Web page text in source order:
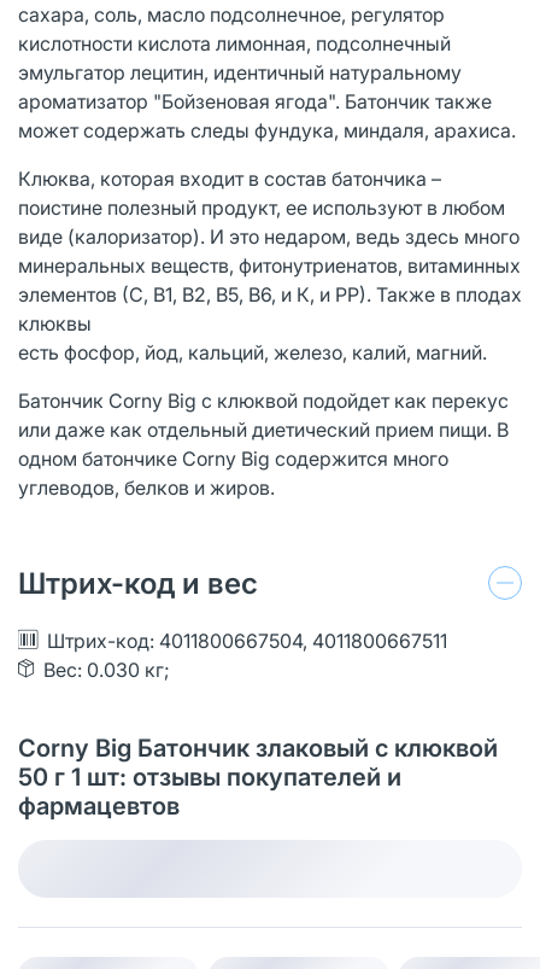
сахара, соль, масло подсолнечное, регулятор
кислотности кислота лимонная, подсолнечный
эмульгатор лецитин, идентичный натуральному
ароматизатор "Бойзеновая ягода". Батончик также
может содержать следы фундука, миндаля, арахиса.
Клюква, которая входит в состав батончика –
поистине полезный продукт, ее используют в любом
виде (калоризатор). И это недаром, ведь здесь много
минеральных веществ, фитонутриенатов, витаминных
элементов (С, В1, В2, В5, В6, и К, и РР). Также в плодах
клюквы
есть фосфор, йод, кальций, железо, калий, магний.
Батончик Соrny Big с клюквой подойдет как перекус
или даже как отдельный диетический прием пищи. В
одном батончике Сorny Big содержится много
углеводов, белков и жиров.
Штрих-код и вес
Штрих-код: 4011800667504, 4011800667511
Вес: 0.030 кг;
Corny Big Батончик злаковый с клюквой
50 г 1 шт: отзывы покупателей и
фармацевтов